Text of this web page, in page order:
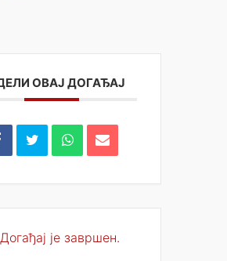
ОВАЈ ДОГАЂАЈ
Догађај је завршен.